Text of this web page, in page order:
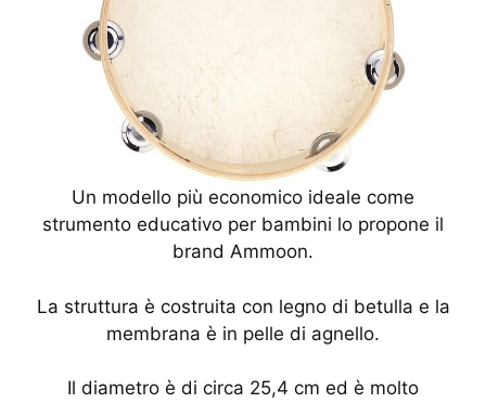
Un modello più economico ideale come
strumento educativo per bambini lo propone il
brand Ammoon.
La struttura è costruita con legno di betulla e la
membrana è in pelle di agnello.
Il diametro è di circa 25,4 cm ed è molto